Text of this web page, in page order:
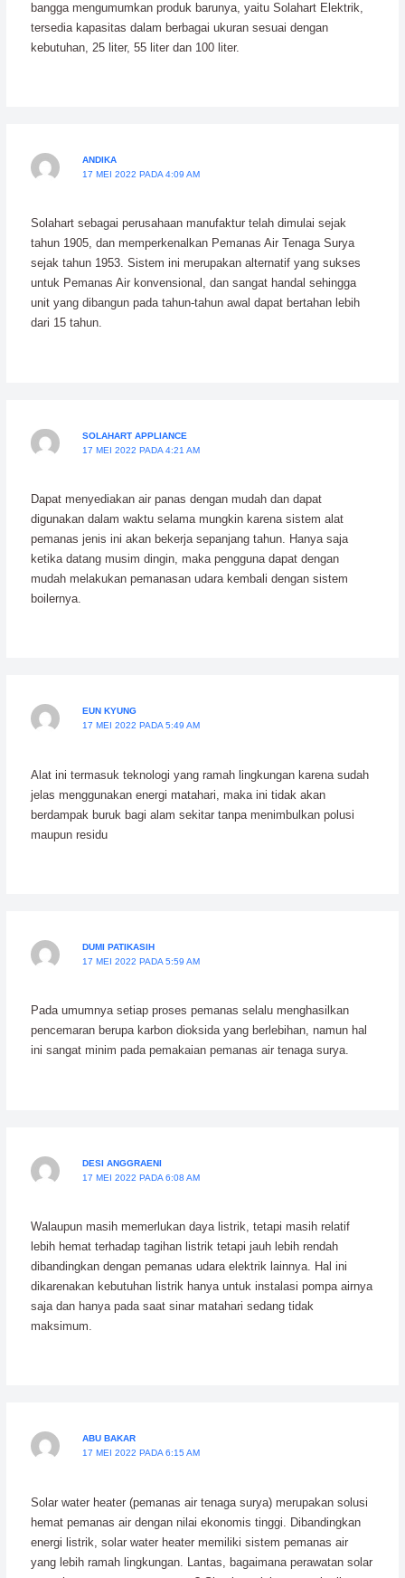
bangga mengumumkan produk barunya, yaitu Solahart Elektrik,
tersedia kapasitas dalam berbagai ukuran sesuai dengan
kebutuhan, 25 liter, 55 liter dan 100 liter.
ANDIKA
17 MEI 2022 PADA 4:09 AM
Solahart sebagai perusahaan manufaktur telah dimulai sejak
tahun 1905, dan memperkenalkan Pemanas Air Tenaga Surya
sejak tahun 1953. Sistem ini merupakan alternatif yang sukses
untuk Pemanas Air konvensional, dan sangat handal sehingga
unit yang dibangun pada tahun-tahun awal dapat bertahan lebih
dari 15 tahun.
SOLAHART APPLIANCE
17 MEI 2022 PADA 4:21 AM
Dapat menyediakan air panas dengan mudah dan dapat
digunakan dalam waktu selama mungkin karena sistem alat
pemanas jenis ini akan bekerja sepanjang tahun. Hanya saja
ketika datang musim dingin, maka pengguna dapat dengan
mudah melakukan pemanasan udara kembali dengan sistem
boilernya.
EUN KYUNG
17 MEI 2022 PADA 5:49 AM
Alat ini termasuk teknologi yang ramah lingkungan karena sudah
jelas menggunakan energi matahari, maka ini tidak akan
berdampak buruk bagi alam sekitar tanpa menimbulkan polusi
maupun residu
DUMI PATIKASIH
17 MEI 2022 PADA 5:59 AM
Pada umumnya setiap proses pemanas selalu menghasilkan
pencemaran berupa karbon dioksida yang berlebihan, namun hal
ini sangat minim pada pemakaian pemanas air tenaga surya.
DESI ANGGRAENI
17 MEI 2022 PADA 6:08 AM
Walaupun masih memerlukan daya listrik, tetapi masih relatif
lebih hemat terhadap tagihan listrik tetapi jauh lebih rendah
dibandingkan dengan pemanas udara elektrik lainnya. Hal ini
dikarenakan kebutuhan listrik hanya untuk instalasi pompa airnya
saja dan hanya pada saat sinar matahari sedang tidak
maksimum.
ABU BAKAR
17 MEI 2022 PADA 6:15 AM
Solar water heater (pemanas air tenaga surya) merupakan solusi
hemat pemanas air dengan nilai ekonomis tinggi. Dibandingkan
energi listrik, solar water heater memiliki sistem pemanas air
yang lebih ramah lingkungan. Lantas, bagaimana perawatan solar